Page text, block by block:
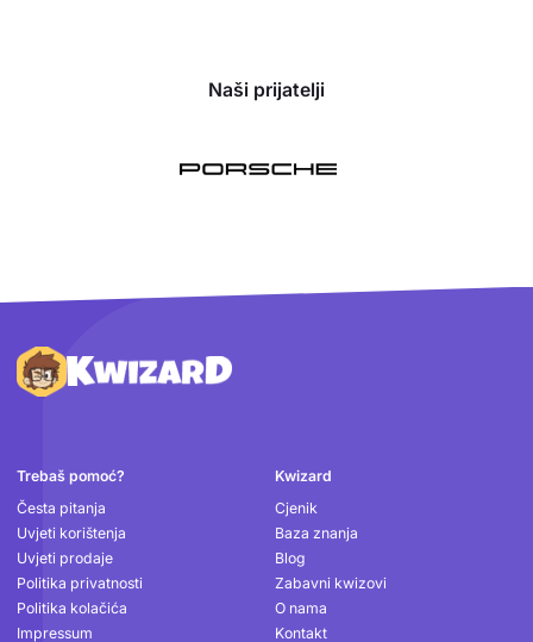
Naši prijatelji
Podnožje
Trebaš pomoć?
Česta pitanja
Uvjeti korištenja
Uvjeti prodaje
Politika privatnosti
Politika kolačića
Impressum
Kwizard
Cjenik
Baza znanja
Blog
Zabavni kwizovi
O nama
Kontakt